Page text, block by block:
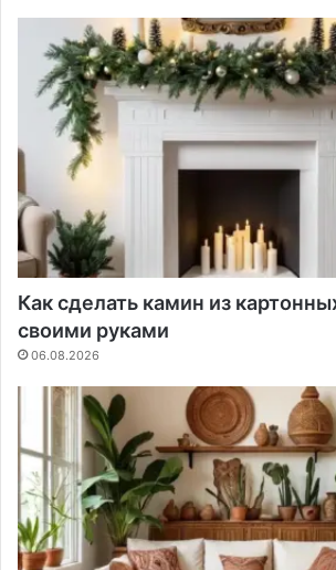
Как сделать камин из
своими руками
06.08.2026